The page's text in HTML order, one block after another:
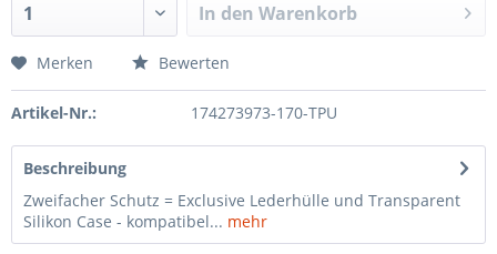
In den Warenkorb
Merken Bewerten
Artikel-Nr.: 174273973-170-TPU
Beschreibung
Zweifacher Schutz = Exclusive Lederhülle und Transparent
Silikon Case - kompatibel... mehr